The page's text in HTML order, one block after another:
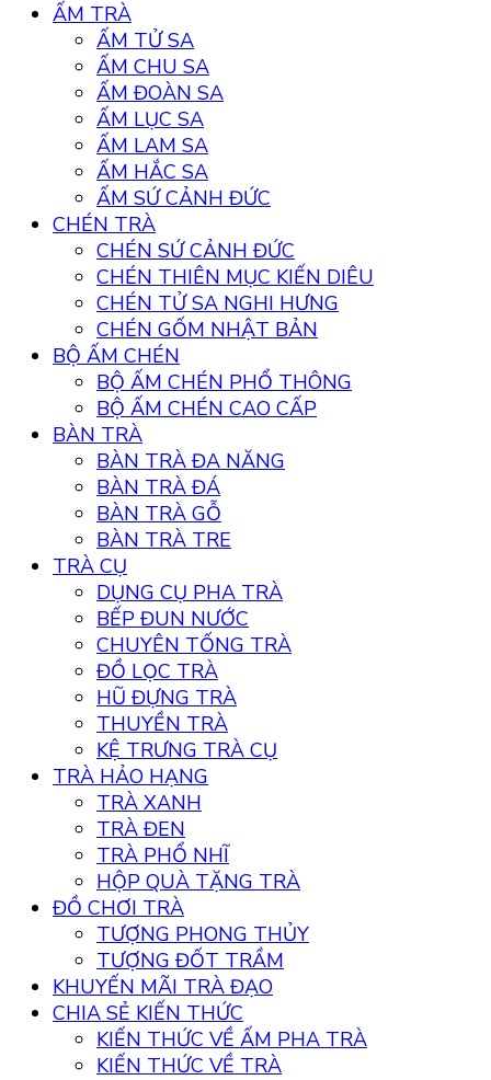
ẤM TRÀ
ẤM TỬ SA
ẤM CHU SA
ẤM ĐOÀN SA
ẤM LỤC SA
ẤM LAM SA
ẤM HẮC SA
ẤM SỨ CẢNH ĐỨC
CHÉN TRÀ
CHÉN SỨ CẢNH ĐỨC
CHÉN THIÊN MỤC KIẾN DIÊU
CHÉN TỬ SA NGHI HƯNG
CHÉN GỐM NHẬT BẢN
BỘ ẤM CHÉN
BỘ ẤM CHÉN PHỔ THÔNG
BỘ ẤM CHÉN CAO CẤP
BÀN TRÀ
BÀN TRÀ ĐA NĂNG
BÀN TRÀ ĐÁ
BÀN TRÀ GỖ
BÀN TRÀ TRE
TRÀ CỤ
DỤNG CỤ PHA TRÀ
BẾP ĐUN NƯỚC
CHUYÊN TỐNG TRÀ
ĐỒ LỌC TRÀ
HŨ ĐỰNG TRÀ
THUYỀN TRÀ
KỆ TRƯNG TRÀ CỤ
TRÀ HẢO HẠNG
TRÀ XANH
TRÀ ĐEN
TRÀ PHỔ NHĨ
HỘP QUÀ TẶNG TRÀ
ĐỒ CHƠI TRÀ
TƯỢNG PHONG THỦY
TƯỢNG ĐỐT TRẦM
KHUYẾN MÃI TRÀ ĐẠO
CHIA SẺ KIẾN THỨC
KIẾN THỨC VỀ ẤM PHA TRÀ
KIẾN THỨC VỀ TRÀ